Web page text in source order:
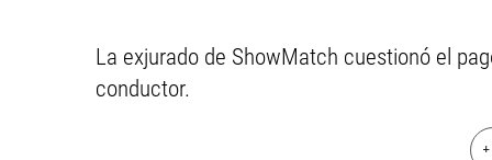
La exjurado de ShowMatch cuestionó el
conductor.